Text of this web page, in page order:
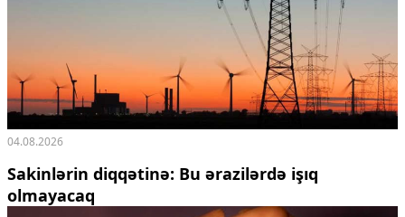
04.08.2026
Sakinlərin diqqətinə: Bu ərazilərdə işıq
olmayacaq